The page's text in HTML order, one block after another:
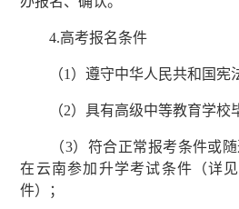
4.高考报名条件
（1）遵守中华人民共和国宪法
（2）具有高级中等教育学校毕
（3）符合正常报考条件或随
在云南参加升学考试条件（详
件）；